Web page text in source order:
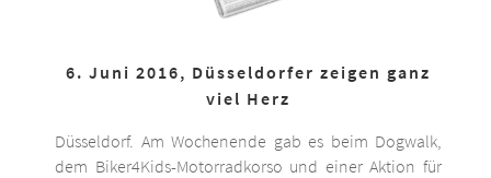
6. Juni 2016, Düsseldorfer zeigen ganz
viel Herz
Düsseldorf. Am Wochenende gab es beim Dogwalk,
dem Biker4Kids-Motorradkorso und einer Aktion für